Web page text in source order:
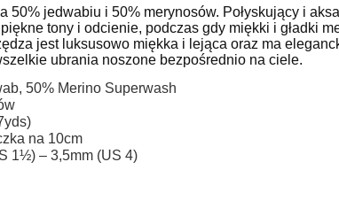
Cena nie zawiera ewentualnych kosztów
płatności
50% jedwabiu i 50% merynosów. Połyskujący i
tony i odcienie, podczas gdy miękki i gładki
jest luksusowo miękka i lejąca oraz ma
ubrania noszone bezpośrednio na ciele.
50% Merino Superwash
na 10cm
1½) – 3,5mm (US 4)